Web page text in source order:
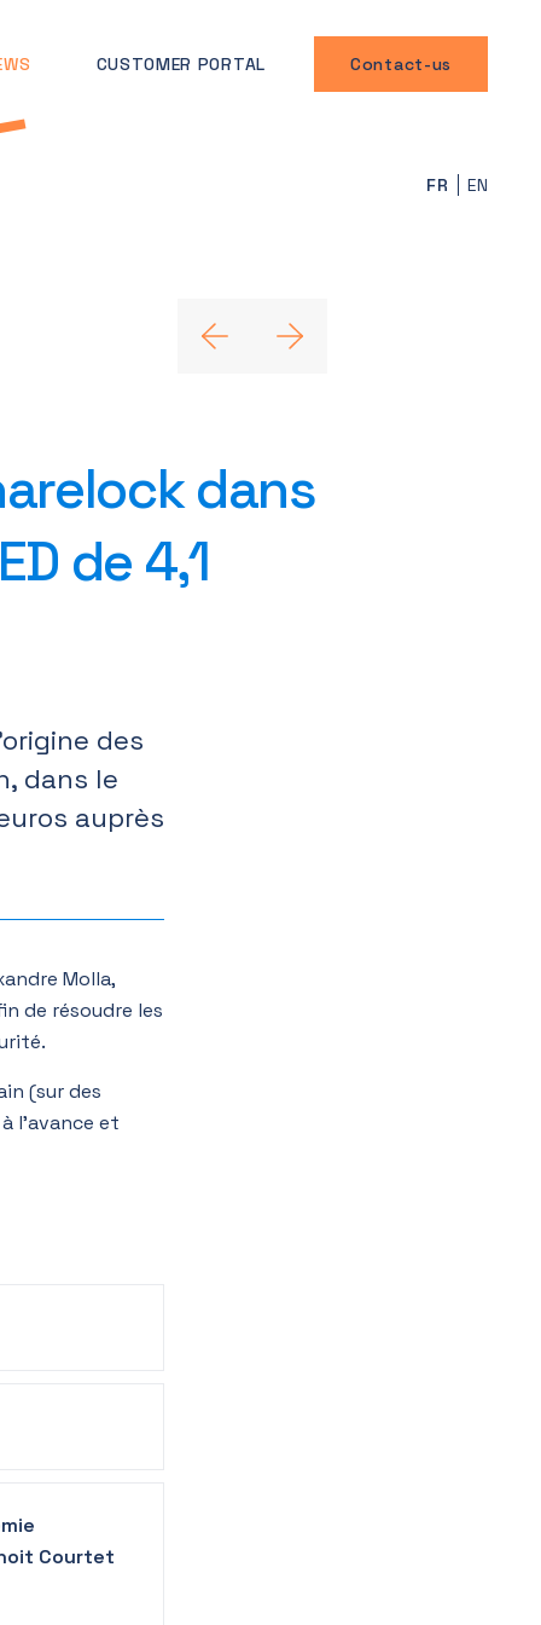
CUSTOMER PORTAL Contact-us
FR EN
dans
de 4,1
des
dans le
auprès
Molla,
de résoudre les
(sur des
l’avance et
Courtet